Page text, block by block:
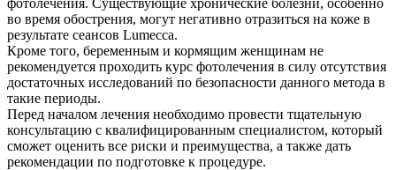
фотолечения. Существующие хронические болезни, особенно
во время обострения, могут негативно отразиться на коже в
результате сеансов Lumecca.
Кроме того, беременным и кормящим женщинам не
рекомендуется проходить курс фотолечения в силу отсутствия
достаточных исследований по безопасности данного метода в
такие периоды.
Перед началом лечения необходимо провести тщательную
консультацию с квалифицированным специалистом, который
сможет оценить все риски и преимущества, а также дать
рекомендации по подготовке к процедуре.